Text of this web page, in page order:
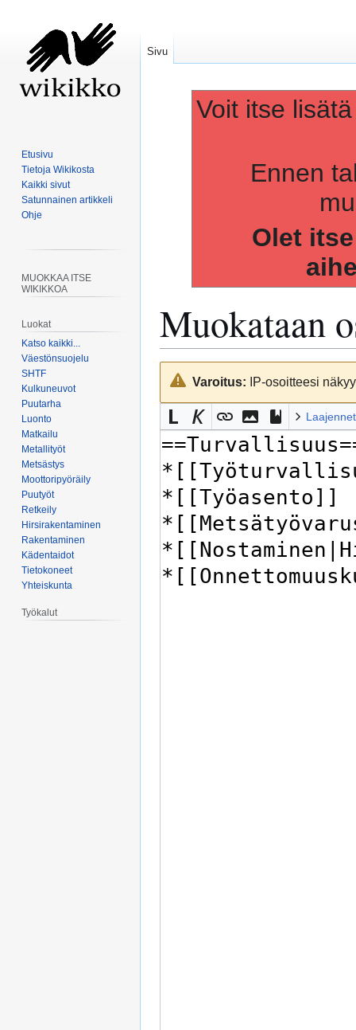
Voit itse
Ennen
Olet
Muokataan
Siirry
navigaatioon
Siirry
hakuunVaroitus: IP-osoitteesi
Sivu
Etusivu
Tietoja Wikikosta
Kaikki sivut
Satunnainen artikkeli
Ohje
MUOKKAA ITSE
WIKIKKOA
Luokat
Katso kaikki...
Väestönsuojelu
SHTF
Kulkuneuvot
Puutarha
Luonto
Matkailu
Metallityöt
Metsästys
Moottoripyöräily
Puutyöt
Retkeily
Hirsirakentaminen
Rakentaminen
Kädentaidot
Tietokoneet
Yhteiskunta
Työkalut